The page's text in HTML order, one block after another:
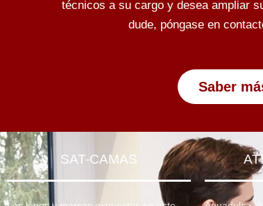
técnicos a su cargo y desea ampliar
dude, póngase en
Saber
SAT-CAMAS